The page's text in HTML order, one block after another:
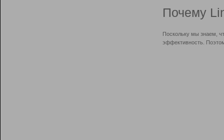
Почему
Поскольку мы знаем,
эффективность.